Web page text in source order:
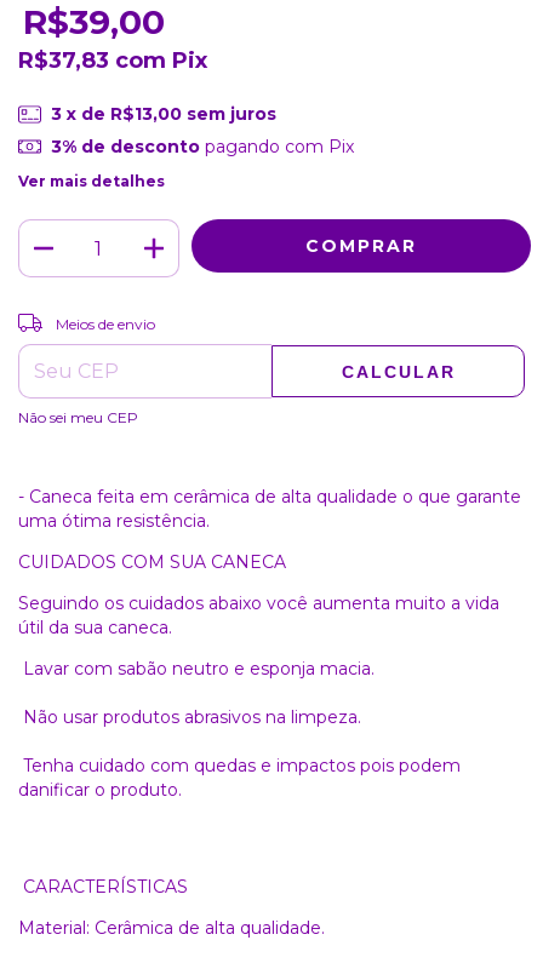
R$39,00
R$37,83 com Pix
3 x de R$13,00 sem juros
3% de descontopagando com Pix
Ver mais detalhes
Entregas para o CEP:
Meios de envio
CALCULAR
Não sei meu CEP
- Caneca feita em cerâmica de alta qualidade o que garante
uma ótima resistência.
CUIDADOS COM SUA CANECA
Seguindo os cuidados abaixo você aumenta muito a vida
útil da sua caneca.
Lavar com sabão neutro e esponja macia.
Não usar produtos abrasivos na limpeza.
Tenha cuidado com quedas e impactos pois podem
danificar o produto.
CARACTERÍSTICAS
Material: Cerâmica de alta qualidade.